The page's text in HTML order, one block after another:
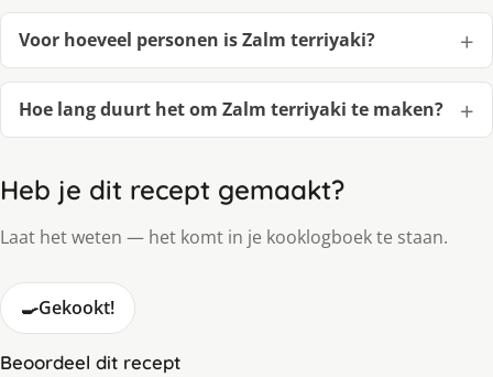
Voor hoeveel personen is Zalm terriyaki?
Hoe lang duurt het om Zalm terriyaki te maken?
Heb je dit recept gemaakt?
Laat het weten — het komt in je kooklogboek te staan.
🍳Gekookt!
Beoordeel dit recept